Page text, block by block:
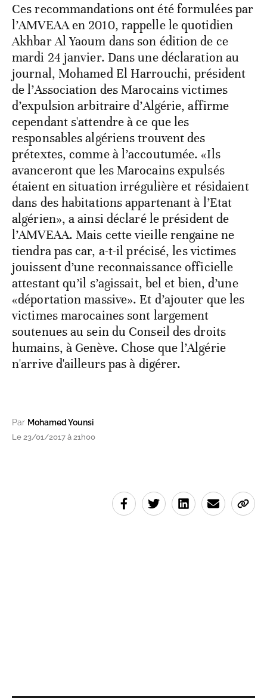
Ces recommandations ont été formulées par
l’AMVEAA en 2010, rappelle le quotidien
Akhbar Al Yaoum dans son édition de ce
mardi 24 janvier. Dans une déclaration au
journal, Mohamed El Harrouchi, président
de l’Association des Marocains victimes
d’expulsion arbitraire d’Algérie, affirme
cependant s'attendre à ce que les
responsables algériens trouvent des
prétextes, comme à l’accoutumée. «Ils
avanceront que les Marocains expulsés
étaient en situation irrégulière et résidaient
dans des habitations appartenant à l’Etat
algérien», a ainsi déclaré le président de
l’AMVEAA. Mais cette vieille rengaine ne
tiendra pas car, a-t-il précisé, les victimes
jouissent d’une reconnaissance officielle
attestant qu’il s’agissait, bel et bien, d’une
«déportation massive». Et d’ajouter que les
victimes marocaines sont largement
soutenues au sein du Conseil des droits
humains, à Genève. Chose que l’Algérie
n'arrive d'ailleurs pas à digérer.
Par Mohamed Younsi
Le 23/01/2017 à 21h00